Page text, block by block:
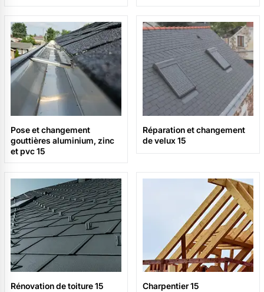
Pose et changement
gouttières aluminium, zinc
et pvc 15
Réparation et changement
de velux 15
Rénovation de toiture 15 Charpentier 15